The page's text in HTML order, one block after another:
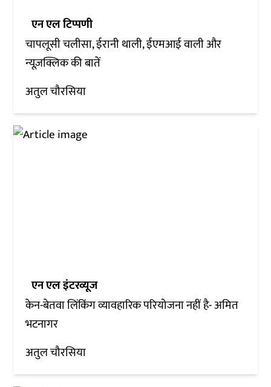
एन एल टिप्पणी
चापलूसी चलीसा, ईरानी थाली, ईएमआई वाली और
न्यूज़क्लिक की बातें
अतुल चौरसिया
एन एल इंटरव्यूज
केन-बेतवा लिंकिंग व्यावहारिक परियोजना नहीं है- अमित
भटनागर
अतुल चौरसिया